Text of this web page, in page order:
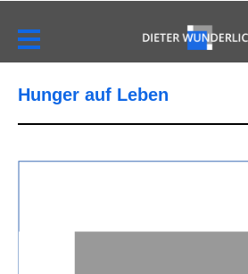
Hunger auf Leben